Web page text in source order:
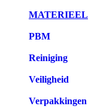
MATERIEEL
PBM
Reiniging
Veiligheid
Verpakkingen